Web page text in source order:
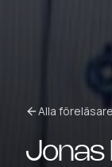
Alla föreläsare
Jonas